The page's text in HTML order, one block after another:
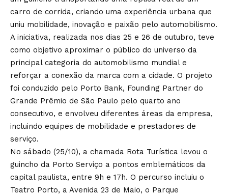
carro de corrida, criando uma experiência urbana que
uniu mobilidade, inovação e paixão pelo automobilismo.
A iniciativa, realizada nos dias 25 e 26 de outubro, teve
como objetivo aproximar o público do universo da
principal categoria do automobilismo mundial e
reforçar a conexão da marca com a cidade. O projeto
foi conduzido pelo Porto Bank, Founding Partner do
Grande Prêmio de São Paulo pelo quarto ano
consecutivo, e envolveu diferentes áreas da empresa,
incluindo equipes de mobilidade e prestadores de
serviço.
No sábado (25/10), a chamada Rota Turística levou o
guincho da Porto Serviço a pontos emblemáticos da
capital paulista, entre 9h e 17h. O percurso incluiu o
Teatro Porto, a Avenida 23 de Maio, o Parque